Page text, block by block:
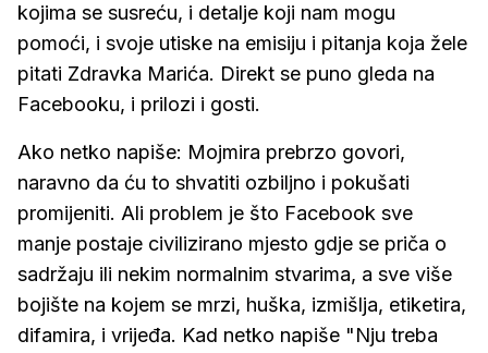
kojima se susreću, i detalje koji nam mogu
pomoći, i svoje utiske na emisiju i pitanja koja žele
pitati Zdravka Marića. Direkt se puno gleda na
Facebooku, i prilozi i gosti.
Ako netko napiše: Mojmira prebrzo govori,
naravno da ću to shvatiti ozbiljno i pokušati
promijeniti. Ali problem je što Facebook sve
manje postaje civilizirano mjesto gdje se priča o
sadržaju ili nekim normalnim stvarima, a sve više
bojište na kojem se mrzi, huška, izmišlja, etiketira,
difamira, i vrijeđa. Kad netko napiše "Nju treba